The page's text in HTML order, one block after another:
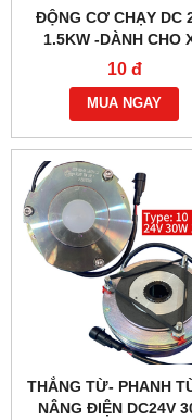
ĐỘNG CƠ CHẠY DC
1.5KW -DÀNH CHO
NÂNG ĐIỆN HELI
470 BỀN BỈ
10 đ
MUA NGAY
THẮNG TỪ- PHANH
NÂNG ĐIỆN DC24V